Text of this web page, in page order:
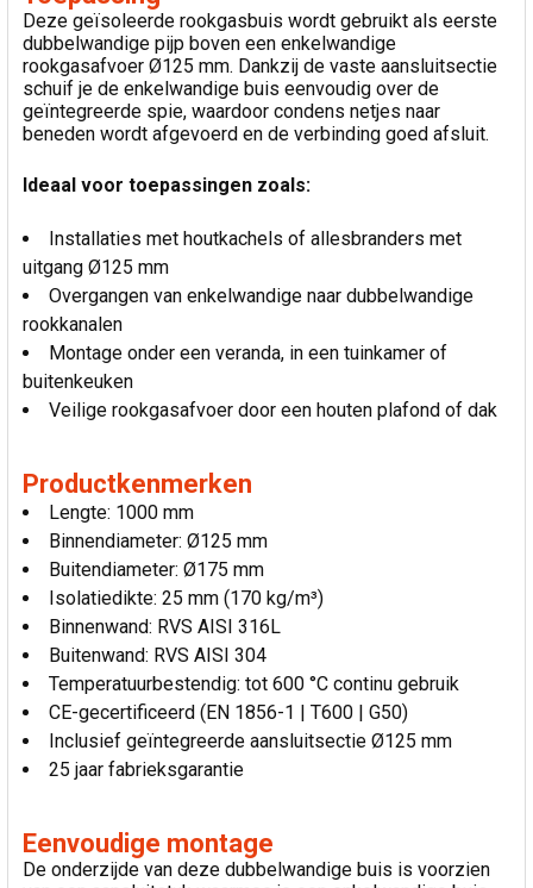
Deze geïsoleerde rookgasbuis wordt gebruikt als eerste
dubbelwandige pijp boven een enkelwandige
rookgasafvoer Ø125 mm. Dankzij de vaste aansluitsectie
schuif je de enkelwandige buis eenvoudig over de
geïntegreerde spie, waardoor condens netjes naar
beneden wordt afgevoerd en de verbinding goed afsluit.
Ideaal voor toepassingen zoals:
Installaties met houtkachels of allesbranders met
uitgang Ø125 mm
Overgangen van enkelwandige naar dubbelwandige
rookkanalen
Montage onder een veranda, in een tuinkamer of
buitenkeuken
Veilige rookgasafvoer door een houten plafond of dak
Productkenmerken
Lengte: 1000 mm
Binnendiameter: Ø125 mm
Buitendiameter: Ø175 mm
Isolatiedikte: 25 mm (170 kg/m³)
Binnenwand: RVS AISI 316L
Buitenwand: RVS AISI 304
Temperatuurbestendig: tot 600 °C continu gebruik
CE-gecertificeerd (EN 1856-1 | T600 | G50)
Inclusief geïntegreerde aansluitsectie Ø125 mm
25 jaar fabrieksgarantie
Eenvoudige montage
De onderzijde van deze dubbelwandige buis is voorzien